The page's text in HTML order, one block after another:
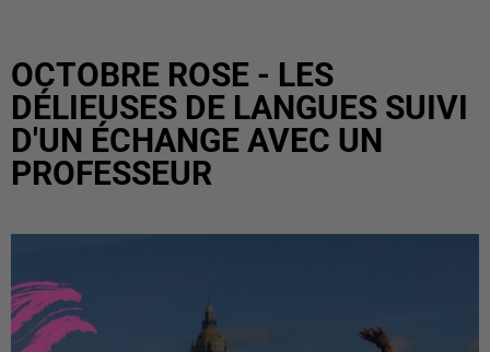
OCTOBRE ROSE - LES
DÉLIEUSES DE LANGUES SUIVI
D'UN ÉCHANGE AVEC UN
PROFESSEUR